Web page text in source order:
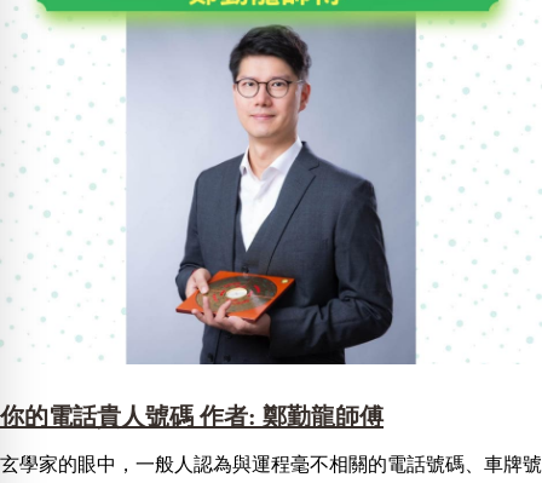
你的電話貴人號碼 作者: 鄭勤龍師傅
玄學家的眼中，一般人認為與運程毫不相關的電話號碼、車牌號